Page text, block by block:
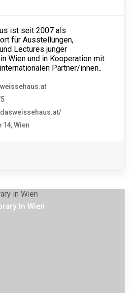
ist seit 2007 als
für Ausstellungen,
Lectures junger
Wien und in Kooperation mit
Partner/innen..
Wien
In Wien